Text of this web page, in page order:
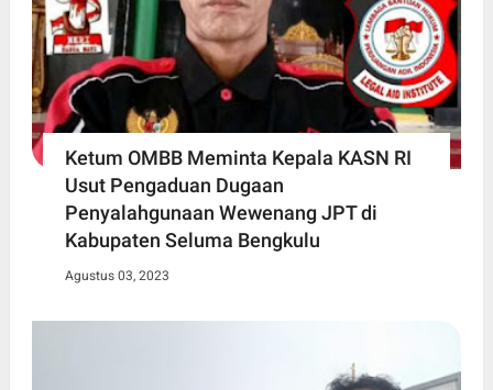
Ketum OMBB Meminta Kepala KASN RI
Usut Pengaduan Dugaan
Penyalahgunaan Wewenang JPT di
Kabupaten Seluma Bengkulu
Agustus 03, 2023